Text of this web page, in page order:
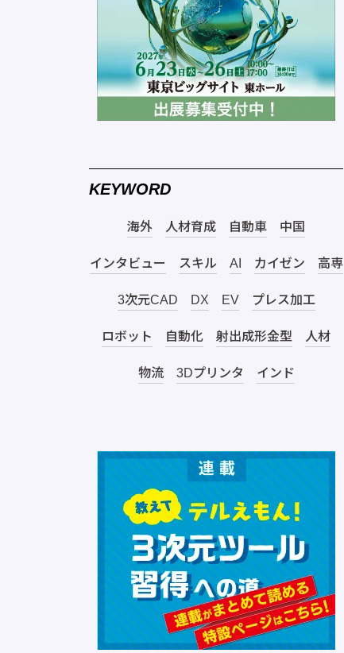
KEYWORD
海外 人材育成 自動車 中国
インタビュー スキル AI カイゼン 高専
3次元CAD DX EV プレス加工
ロボット 自動化 射出成形金型 人材
物流 3Dプリンタ インド